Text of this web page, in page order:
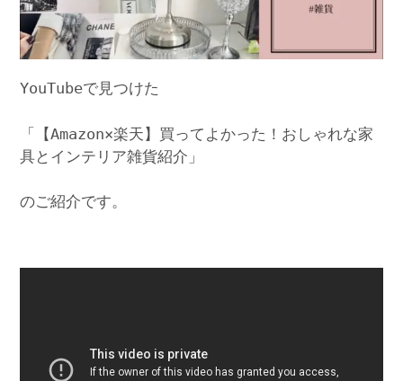
YouTubeで見つけた
「【Amazon×楽天】買ってよかった！おしゃれな家
具とインテリア雑貨紹介」
のご紹介です。